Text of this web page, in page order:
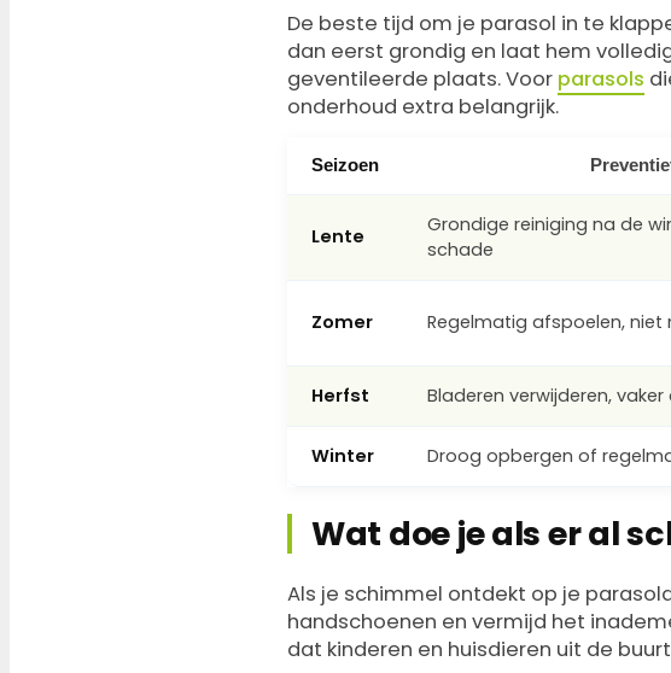
De beste tijd om je parasol in te
dan eerst grondig en laat hem
geventileerde plaats. Voor parasols
onderhoud extra belangrijk.
Seizoen
Lente
Grondige reiniging na de
schade
Zomer Regelmatig afspoelen, niet
Herfst Bladeren verwijderen,
Winter Droog opbergen of
Wat doe je als er al
Als je schimmel ontdekt op je
handschoenen en vermijd het
dat kinderen en huisdieren uit de